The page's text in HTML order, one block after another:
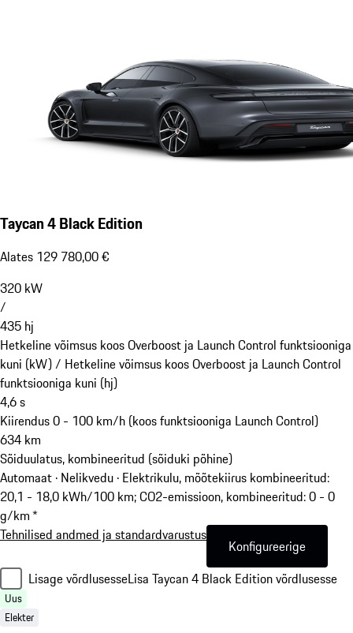
Taycan 4 Black Edition
Alates 129 780,00 €
320 kW
/
435 hj
Hetkeline võimsus koos Overboost ja Launch Control funktsiooniga
kuni (kW) / Hetkeline võimsus koos Overboost ja Launch Control
funktsiooniga kuni (hj)
4,6s
Kiirendus 0 - 100 km/h (koos funktsiooniga Launch Control)
634 km
Sõiduulatus, kombineeritud (sõiduki põhine)
Automaat · Nelikvedu · Elektrikulu, mõõtekiirus kombineeritud:
20,1 - 18,0 kWh/100 km; CO2-emissioon, kombineeritud: 0 - 0
g/km *
Tehnilised andmed ja standardvarustus
Konfigureerige
Lisage võrdlusesseLisa Taycan 4 Black Edition võrdlusesse
Uus
Elekter